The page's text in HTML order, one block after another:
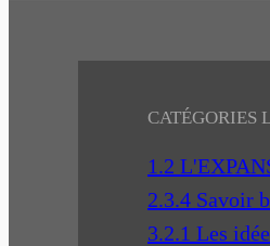
CATÉGORIES
1.2
2.3.4 Savoir
3.2.1 Les